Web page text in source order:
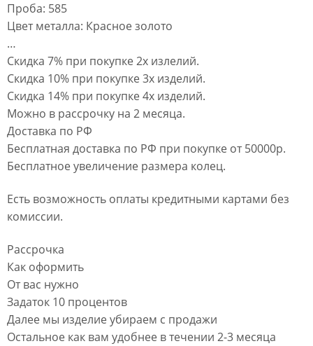
Проба: 585
Цвет металла: Красное золото
…
Скидка 7% при покупке 2х излелий.
Скидка 10% при покупке 3х изделий.
Скидка 14% при покупке 4х изделий.
Можно в рассрочку на 2 месяца.
Доставка по РФ
Бесплатная доставка по РФ при покупке от 50000р.
Бесплатное увеличение размера колец.
Есть возможность оплаты кредитными картами без
комиссии.
Рассрочка
Как оформить
От вас нужно
Задаток 10 процентов
Далее мы изделие убираем с продажи
Остальное как вам удобнее в течении 2-3 месяца